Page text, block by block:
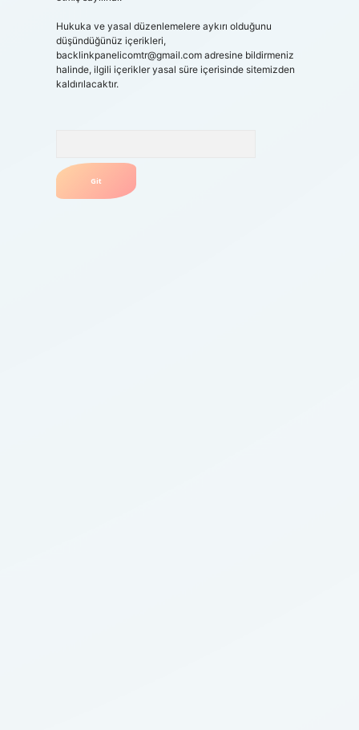
Hukuka ve yasal düzenlemelere aykırı olduğunu
düşündüğünüz içerikleri,
backlinkpanelicomtr@gmail.comadresine bildirmeniz
halinde, ilgili içerikler yasal süre içerisinde sitemizden
kaldırılacaktır.